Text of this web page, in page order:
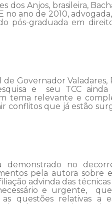
dos Anjos, brasileira,
no ano de 2010,
pós-graduada em
Governador Valadares,
e seu TCC
tema relevante e
conflitos que já estão
demonstrado no
pela autora sobre
advinda das
e urgente,
questões relativas a